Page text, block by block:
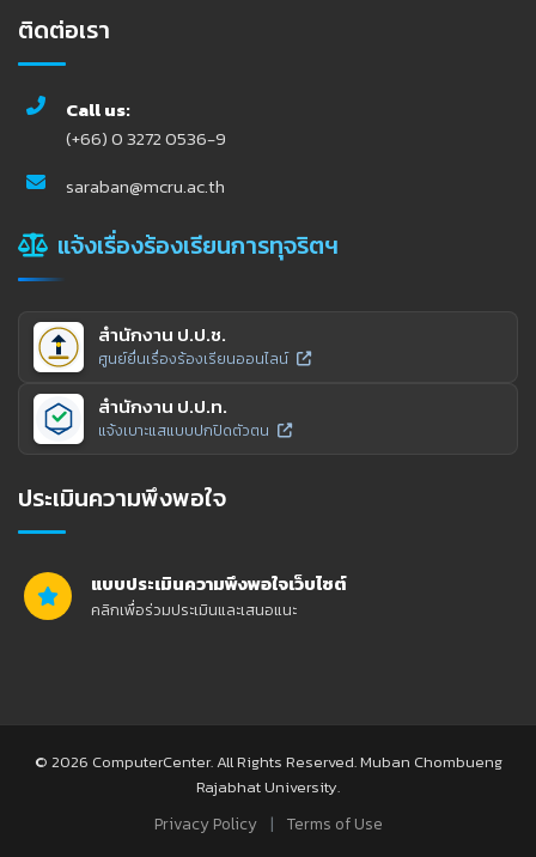
ติดต่อเรา
Call us:
(+66) 0 3272 0536-9
saraban@mcru.ac.th
แจ้งเรื่องร้องเรียนการทุจริตฯ
สำนักงาน ป.ป.ช.
ศูนย์ยื่นเรื่องร้องเรียนออนไลน์
สำนักงาน ป.ป.ท.
แจ้งเบาะแสแบบปกปิดตัวตน
ประเมินความพึงพอใจ
แบบประเมินความพึงพอใจเว็บไซต์
คลิกเพื่อร่วมประเมินและเสนอแนะ
© 2026 ComputerCenter. All Rights Reserved. Muban Chombueng
Rajabhat University.
Privacy Policy | Terms of Use